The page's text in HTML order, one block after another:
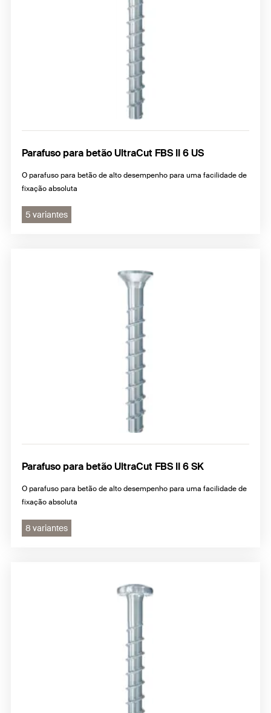
Parafuso para betão UltraCut FBS II 6 US
O parafuso para betão de alto desempenho para uma facilidade de
fixação absoluta
5 variantes
Parafuso para betão UltraCut FBS II 6 SK
O parafuso para betão de alto desempenho para uma facilidade de
fixação absoluta
8 variantes